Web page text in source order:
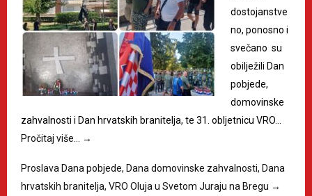
dostojanstve
no, ponosno i
svečano su
obilježili Dan
pobjede,
domovinske
zahvalnosti i Dan hrvatskih branitelja, te 31. obljetnicu VRO…
Pročitaj više…
→
Proslava Dana pobjede, Dana domovinske zahvalnosti, Dana
hrvatskih branitelja, VRO Oluja u Svetom Juraju na Bregu →